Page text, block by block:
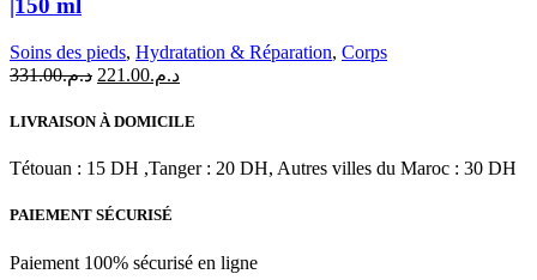
Pieds
d'Urée
|150
|150 ml
Soins des pieds, Hydratation & Réparation, Corps
د.م.331.00
Le
initial
د.م.221.00
Le
actuel
د.م.221.00.
LIVRAISON À DOMICILE
Tétouan : 15 DH ,Tanger : 20 DH, Autres villes du Maroc : 30 DH
PAIEMENT SÉCURISÉ
Paiement 100% sécurisé en ligne